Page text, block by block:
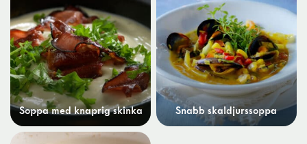
Soppa med knaprig skinka Snabb skaldjurssoppa